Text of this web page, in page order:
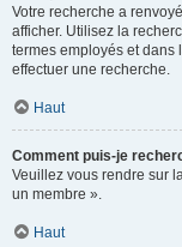
Votre recherche a
afficher. Utilisez la
termes employés et dans
effectuer une recherche.
Haut
Comment puis-je
Veuillez vous rendre sur
un membre ».
Haut